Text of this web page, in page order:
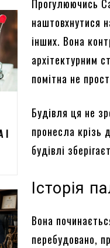
І
Прогулюючись
наштовхнутися
інших. Вона
архітектурним
помітна не
Будівля ця не
пронесла крізь
будівлі
Історія
Вона
перебудовано,